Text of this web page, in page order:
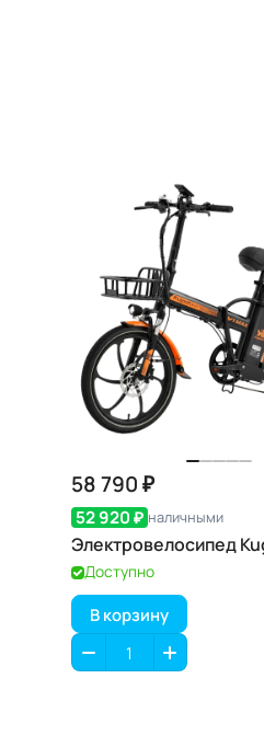
58 790 ₽
52 920 ₽ наличными
Электровелосипед
Доступно
В корзину